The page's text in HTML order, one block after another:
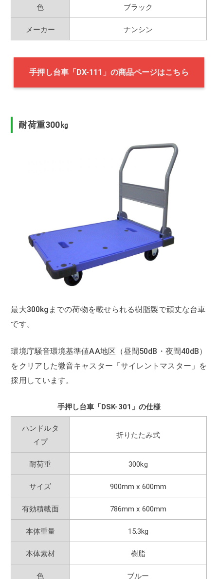
色 ブラック
メーカー ナンシン
手押し台車「DX-111」の商品ページはこちら
耐荷重300㎏
最大300kgまでの荷物を載せられる樹脂製で頑丈な台車
です。
環境庁騒音環境基準値AA地区（昼間50dB・夜間40dB）
をクリアした微音キャスター「サイレントマスター」を
採用しています。
手押し台車「DSK-301」の仕様
ハンドルタ
イプ
折りたたみ式
耐荷重 300kg
サイズ 900mm x 600mm
有効積載面 786mm x 600mm
本体重量 15.3kg
本体素材 樹脂
色 ブルー